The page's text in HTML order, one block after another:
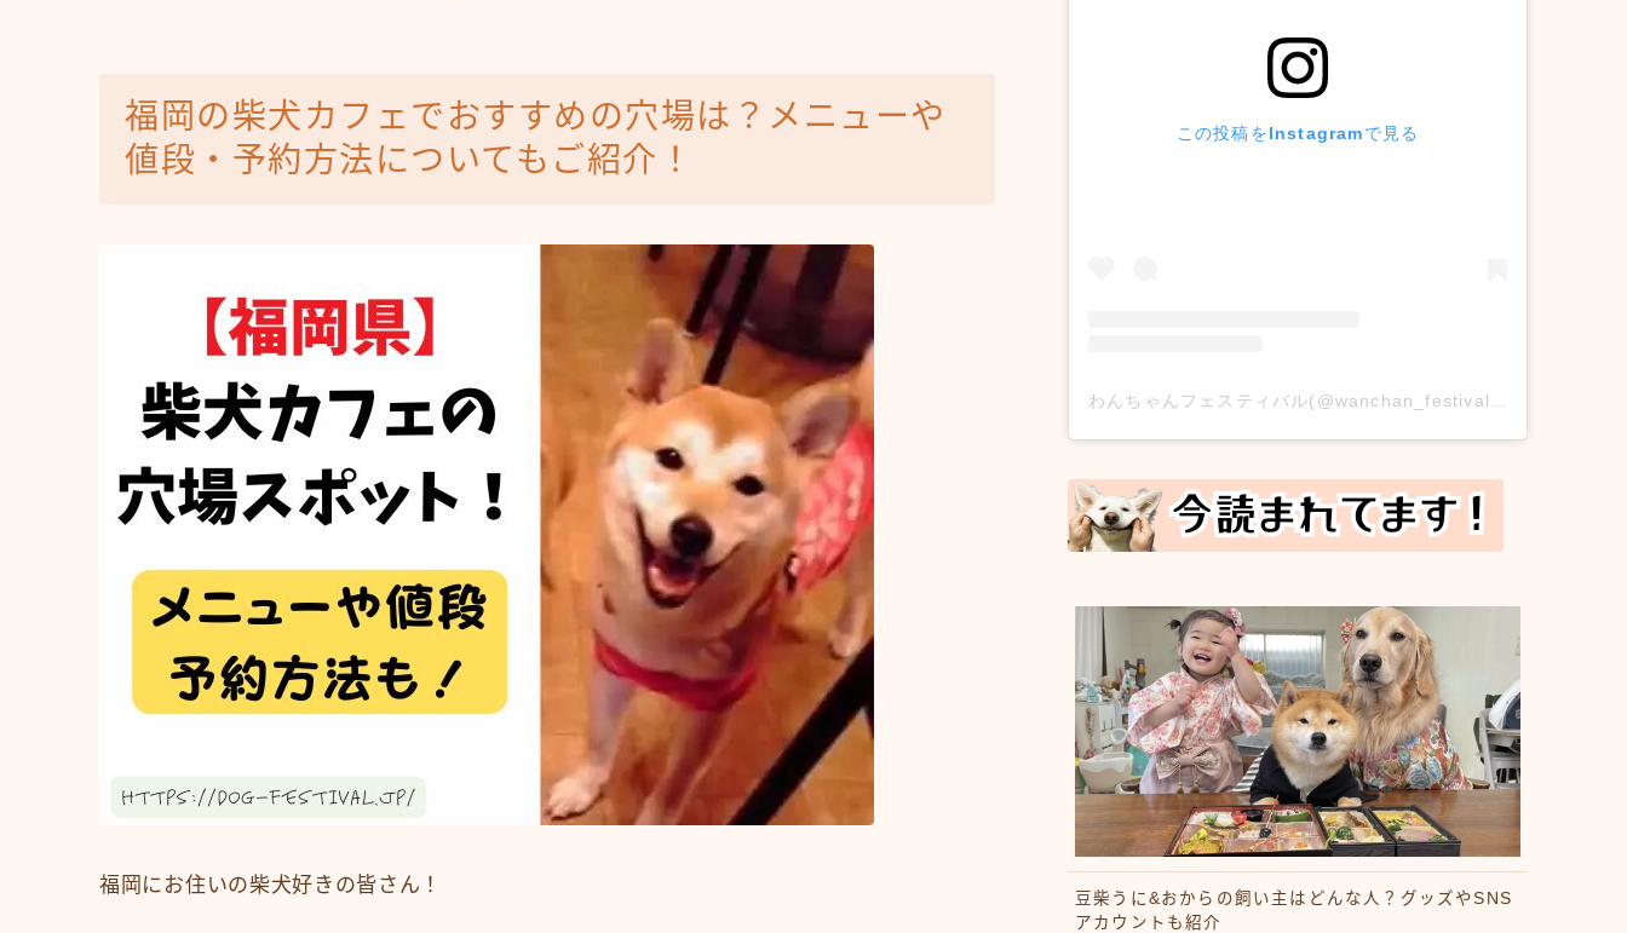
福岡の柴犬カフェでおすすめの穴場は？メニューや
値段・予約方法についてもご紹介！
福岡にお住いの柴犬好きの皆さん！
この投稿をInstagramで見る
豆柴うに&おからの飼い主はどんな人？グッズやSNS
アカウントも紹介